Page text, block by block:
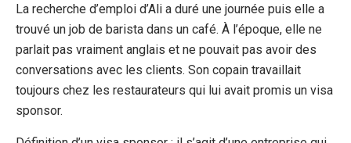
La recherche d’emploi d’Ali a duré une journée puis elle a
trouvé un job de barista dans un café. À l’époque, elle ne
parlait pas vraiment anglais et ne pouvait pas avoir des
conversations avec les clients. Son copain travaillait
toujours chez les restaurateurs qui lui avait promis un visa
sponsor.